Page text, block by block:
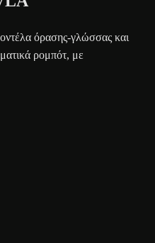
όρασης-γλώσσας και
ρομπότ, με